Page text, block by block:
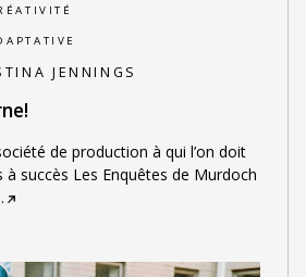
JENNINGS
de production à qui l’on doit
à succès Les Enquêtes de Murdoch